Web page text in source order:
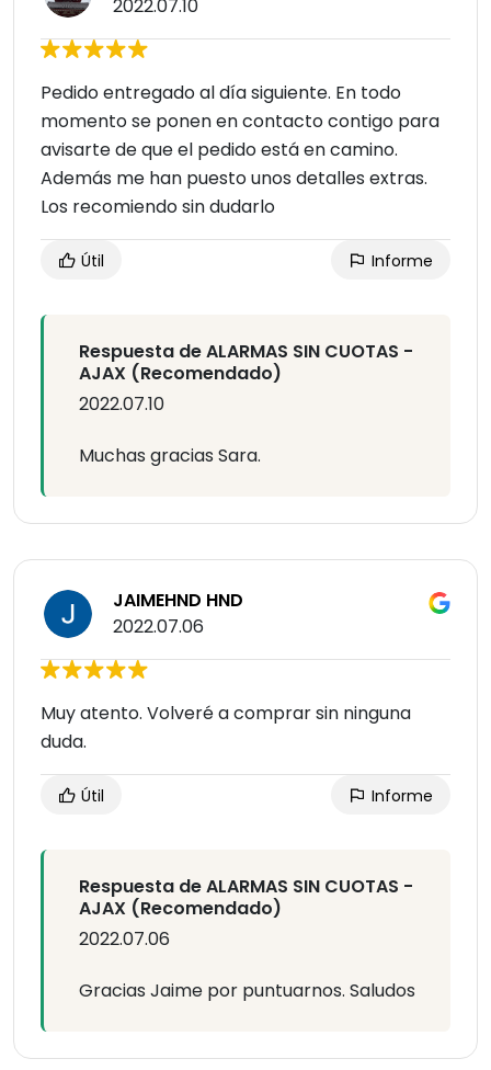
2022.07.10
Pedido entregado al día siguiente. En todo
momento se ponen en contacto contigo para
avisarte de que el pedido está en camino.
Además me han puesto unos detalles extras.
Los recomiendo sin dudarlo
Útil Informe
Respuesta de ALARMAS SIN CUOTAS -
AJAX (Recomendado)
2022.07.10
Muchas gracias Sara.
JAIMEHND HND
2022.07.06
Muy atento. Volveré a comprar sin ninguna
duda.
Útil Informe
Respuesta de ALARMAS SIN CUOTAS -
AJAX (Recomendado)
2022.07.06
Gracias Jaime por puntuarnos. Saludos